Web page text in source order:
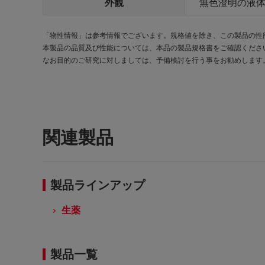
外観 無色澄明の液体
「物性情報」は参考情報でございます。規格値を除き、この製品の
本製品の品質及び性能については、本品の製品規格書をご確認くださ
なお目的のご研究に対しましては、予備検討を行う事をお勧めします。
関連製品
製品ラインアップ
生薬
製品一覧